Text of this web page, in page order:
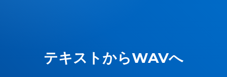
テキストからWAVへ